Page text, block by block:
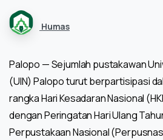
Humas
Palopo — Sejumlah pustakawan
(UIN) Palopo turut berpartisipasi
rangka Hari Kesadaran Nasional
dengan Peringatan Hari Ulang
Perpustakaan Nasional